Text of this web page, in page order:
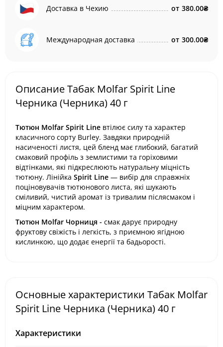
Доставка в Чехию от 380.00₴
Международная доставка от 300.00₴
Описание Табак Molfar Spirit Line
Черника (Черника) 40 г
Тютюн Molfar Spirit Line втілює силу та характер
класичного сорту Burley. Завдяки природній
насиченості листя, цей бленд має глибокий, багатий
смаковий профіль з землистими та горіховими
відтінками, які підкреслюють натуральну міцність
тютюну. Лінійка Spirit Line — вибір для справжніх
поціновувачів тютюнового листа, які шукають
сміливий, чистий аромат із тривалим післясмаком і
міцним характером.
Тютюн Molfar Чорниця - смак дарує природну
фруктову свіжість і легкість, з приємною ягідною
кислинкою, що додає енергії та бадьорості.
Основные характеристики Табак Molfar
Spirit Line Черника (Черника) 40 г
Характеристики